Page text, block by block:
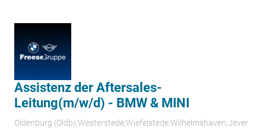
Assistenz der Aftersales-
Leitung(m/w/d) - BMW & MINI
Oldenburg (Oldb);Westerstede;Wiefelstede;Wilhelmshaven;Jever